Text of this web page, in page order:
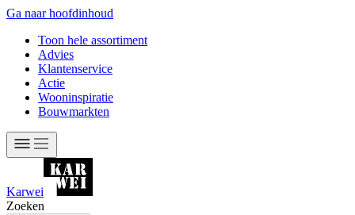
Ga naar hoofdinhoud
Toon hele assortiment
Advies
Klantenservice
Actie
Wooninspiratie
Bouwmarkten
Karwei
Zoeken